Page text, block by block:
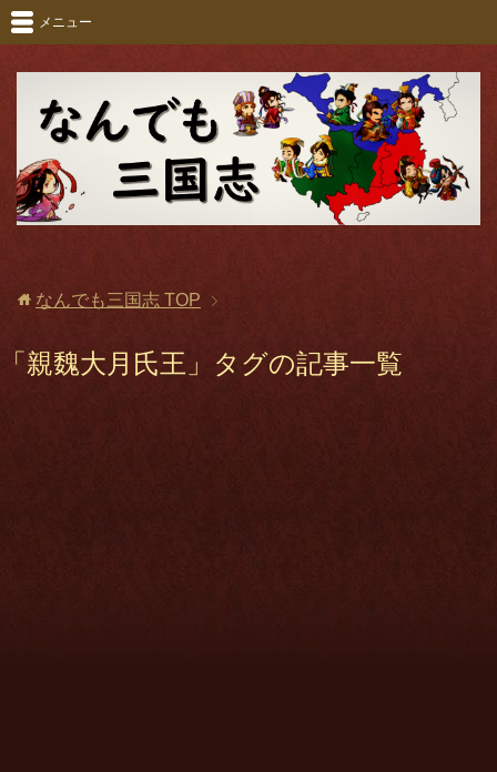
メニュー
なんでも三国志 TOP
「親魏大月氏王」タグの記事一覧